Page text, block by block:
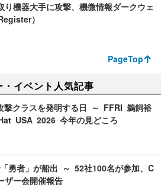
り機器大手に攻撃、機微情報ダークウェ
）
PageTop
・イベント人気記事
撃クラスを発明する日 ～ FFRI 鵜飼裕
USA 2026 今年の見どころ
勇者」が船出 ～ 52社100名が参加、C
ザー会開催報告